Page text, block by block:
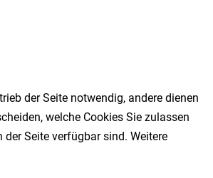
der Seite notwendig, andere dienen
welche Cookies Sie zulassen
Seite verfügbar sind. Weitere